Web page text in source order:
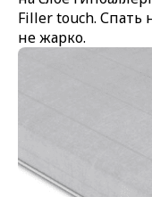
Filler touch. Спать
не жарко.